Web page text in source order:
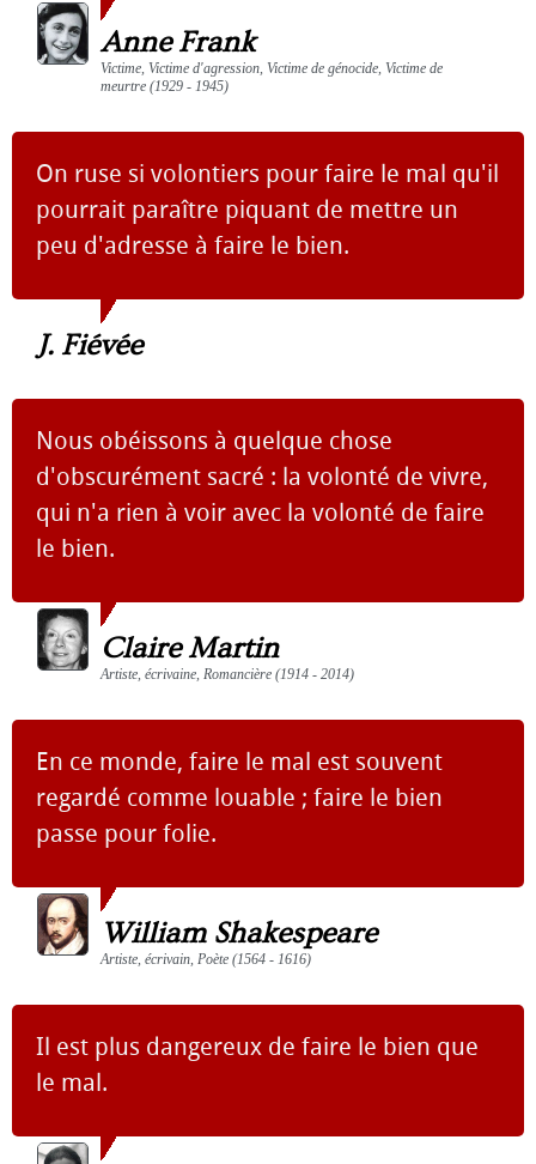
Anne Frank
Victime, Victime d'agression, Victime de génocide, Victime de
meurtre (1929 - 1945)
On ruse si volontiers pour faire le mal qu'il
pourrait paraître piquant de mettre un
peu d'adresse à faire le bien.
J. Fiévée
Nous obéissons à quelque chose
d'obscurément sacré : la volonté de vivre,
qui n'a rien à voir avec la volonté de faire
le bien.
Claire Martin
Artiste, écrivaine, Romancière (1914 - 2014)
En ce monde, faire le mal est souvent
regardé comme louable ; faire le bien
passe pour folie.
William Shakespeare
Artiste, écrivain, Poète (1564 - 1616)
Il est plus dangereux de faire le bien que
le mal.